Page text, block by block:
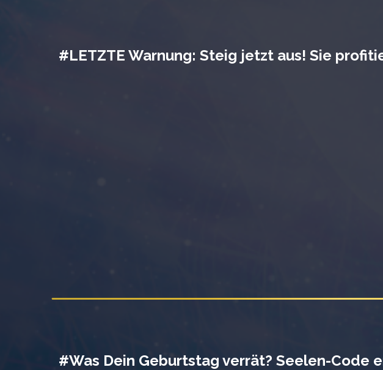
#LETZTE Warnung: Steig jetzt aus! Sie
#Was Dein Geburtstag verrät? Seelen-Code